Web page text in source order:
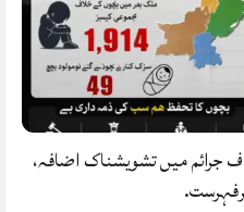
جرائم میں تشویشناک اضافہ،